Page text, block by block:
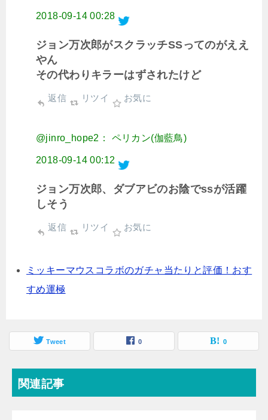
2018-09-14 00:28
ジョン万次郎がスクラッチSSってのがええ
やん
その代わりキラーはずされたけど
返信 リツイ お気に
@jinro_hope2： ペリカン(伽藍鳥)
2018-09-14 00:12
ジョン万次郎、ダブアビのお陰でssが活躍
しそう
返信 リツイ お気に
ミッキーマウスコラボのガチャ当たりと評価！おす
すめ運極
Tweet 0 0
関連記事